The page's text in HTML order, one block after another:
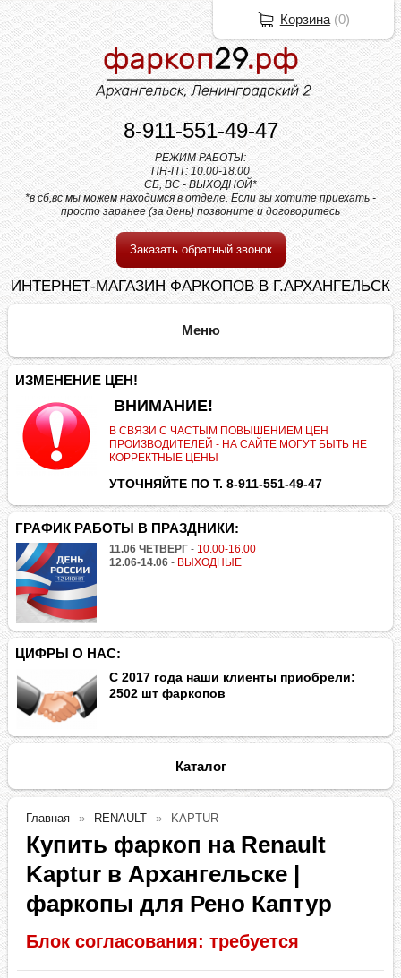
8-911-551-49-47
РЕЖИМ РАБОТЫ:
ПН-ПТ: 10.00-18.00
СБ, ВС - ВЫХОДНОЙ*
*в сб,вс мы можем находимся в отделе. Если вы хотите приехать -
просто заранее (за день) позвоните и договоритесь
Заказать обратный звонок
ИНТЕРНЕТ-МАГАЗИН ФАРКОПОВ В Г.АРХАНГЕЛЬСК
ИЗМЕНЕНИЕ ЦЕН!
ВНИМАНИЕ!
В СВЯЗИ С ЧАСТЫМ ПОВЫШЕНИЕМ ЦЕН
ПРОИЗВОДИТЕЛЕЙ - НА САЙТЕ МОГУТ БЫТЬ НЕ
КОРРЕКТНЫЕ ЦЕНЫ
УТОЧНЯЙТЕ ПО Т. 8-911-551-49-47
ГРАФИК РАБОТЫ В ПРАЗДНИКИ:
11.06 ЧЕТВЕРГ - 10.00-16.00
12.06-14.06 - ВЫХОДНЫЕ
ЦИФРЫ О НАС:
С 2017 года наши клиенты приобрели:
2502 шт фаркопов
Каталог
Главная RENAULT KAPTUR
Купить фаркоп на Renault
Kaptur в Архангельске |
фаркопы для Рено Каптур
Блок согласования: требуется
Корзина(0)